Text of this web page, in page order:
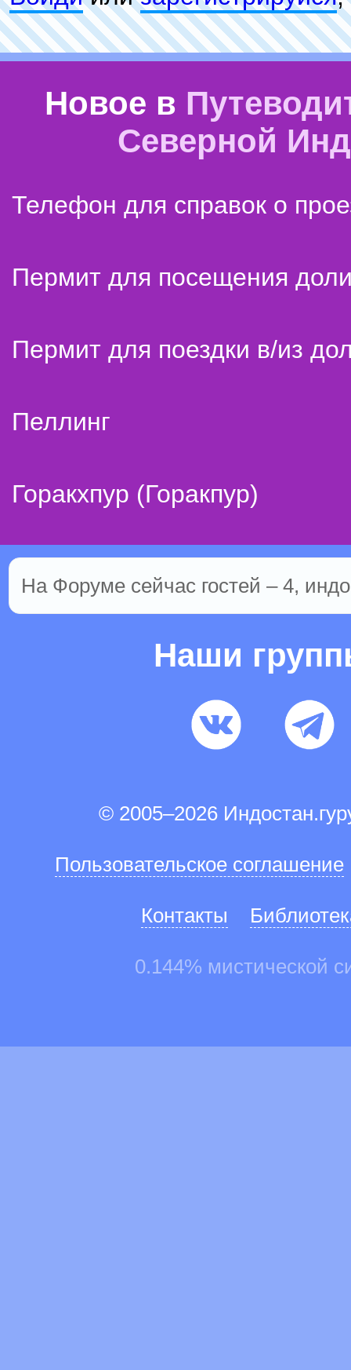
Новое в
Северной
Телефон для справок о
Пермит для посещения
Пермит для поездки в/из
Пеллинг
Горакхпур (Горакпур)
На Форуме сейчас гостей – 4,
Наши
© 2005–2026
Пользовательское соглашение
Контакты
0.144% мистической